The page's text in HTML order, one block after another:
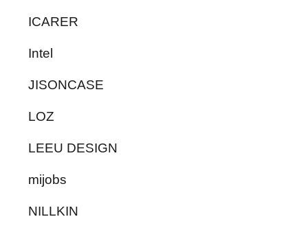
ICARER
Intel
JISONCASE
LOZ
LEEU DESIGN
mijobs
NILLKIN